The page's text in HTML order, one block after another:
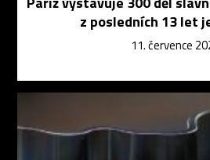
z posledních 13 let
11. července